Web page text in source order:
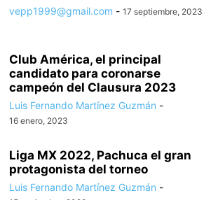
vepp1999@gmail.com - 17 septiembre, 2023
Club América, el principal
candidato para coronarse
campeón del Clausura 2023
Luis Fernando Martínez Guzmán -
16 enero, 2023
Liga MX 2022, Pachuca el gran
protagonista del torneo
Luis Fernando Martínez Guzmán -